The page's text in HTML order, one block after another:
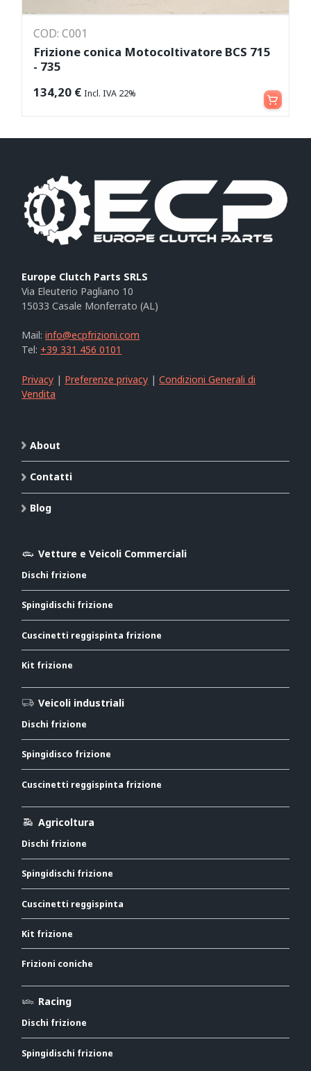
COD: C001
Frizione conica Motocoltivatore BCS 715
- 735
134,20 € Incl. IVA 22% Leggi tutto
Europe Clutch Parts SRLS
Via Eleuterio Pagliano 10
15033 Casale Monferrato (AL)
Mail:info@ecpfrizioni.com
Tel: +39 331 456 0101
Privacy | Preferenze privacy |Condizioni Generali di
Vendita
About
Contatti
Blog
Vetture e Veicoli Commerciali
Dischi frizione
Spingidischi frizione
Cuscinetti reggispinta frizione
Kit frizione
Veicoli industriali
Dischi frizione
Spingidisco frizione
Cuscinetti reggispinta frizione
Agricoltura
Dischi frizione
Spingidischi frizione
Cuscinetti reggispinta
Kit frizione
Frizioni coniche
Racing
Dischi frizione
Spingidischi frizione